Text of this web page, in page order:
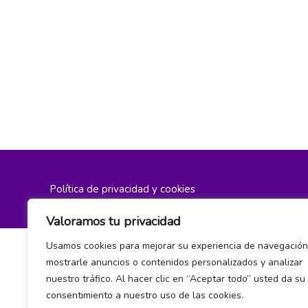
Valoramos tu privacidad
Usamos cookies para mejorar su experiencia de
mostrarle anuncios o contenidos personalizados y analizar
nuestro tráfico. Al hacer clic en “Aceptar todo” usted da su
consentimiento a nuestro uso de las cookies.
Política de privacidad y cookies